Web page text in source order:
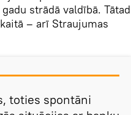
strādā valdībā. Tātad
– arī Straujumas
toties spontāni